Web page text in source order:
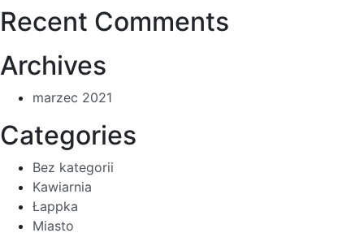
Recent Comments
Archives
marzec 2021
Categories
Bez kategorii
Kawiarnia
Łappka
Miasto